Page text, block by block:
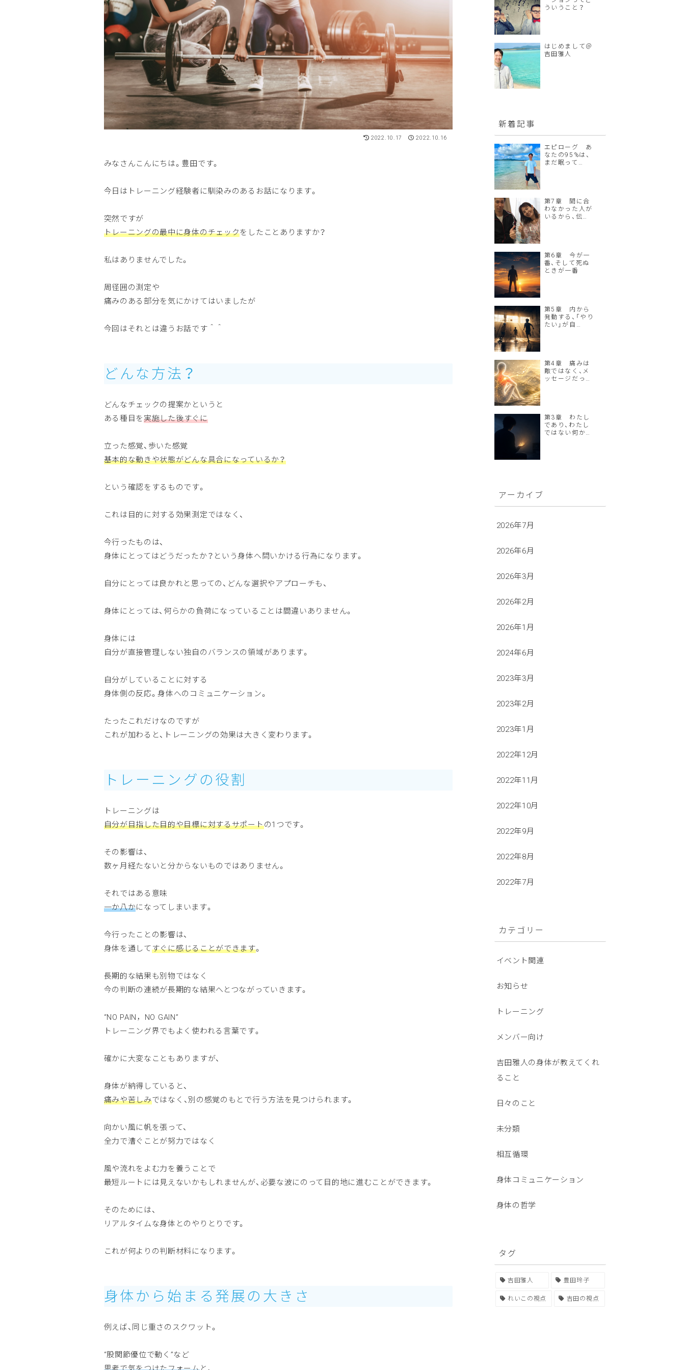
2022.10.17 2022.10.16
みなさんこんにちは。豊田です。
今日はトレーニング経験者に馴染みのあるお話になります。
突然ですが
トレーニングの最中に身体のチェックをしたことありますか？
私はありませんでした。
周径囲の測定や
痛みのある部分を気にかけてはいましたが
今回はそれとは違うお話です＾＾
どんな方法？
どんなチェックの提案かというと
ある種目を実施した後すぐに
立った感覚、歩いた感覚
基本的な動きや状態がどんな具合になっているか？
という確認をするものです。
これは目的に対する効果測定ではなく、
今行ったものは、
身体にとってはどうだったか？という身体へ問いかける行為になります。
自分にとっては良かれと思っての、どんな選択やアプローチも、
身体にとっては、何らかの負荷になっていることは間違いありません。
身体には
自分が直接管理しない独自のバランスの領域があります。
自分がしていることに対する
身体側の反応。身体へのコミュニケーション。
たったこれだけなのですが
これが加わると、トレーニングの効果は大きく変わります。
トレーニングの役割
トレーニングは
自分が目指した目的や目標に対するサポートの1つです。
その影響は、
数ヶ月経たないと分からないものではありません。
それではある意味
一か八かになってしまいます。
今行ったことの影響は、
身体を通してすぐに感じることができます。
長期的な結果も別物ではなく
今の判断の連続が長期的な結果へとつながっていきます。
“NO PAIN，NO GAIN”
トレーニング界でもよく使われる言葉です。
確かに大変なこともありますが、
身体が納得していると、
痛みや苦しみではなく、別の感覚のもとで行う方法を見つけられます。
向かい風に帆を張って、
全力で漕ぐことが努力ではなく
風や流れをよむ力を養うことで
最短ルートには見えないかもしれませんが、必要な波にのって目的地に進むことができます。
そのためには、
リアルタイムな身体とのやりとりです。
これが何よりの判断材料になります。
身体から始まる発展の大きさ
例えば、同じ重さのスクワット。
“股関節優位で動く”など
ういうこと？
はじめまして＠
吉田雅人
新着記事
エピローグ あ
なたの95%は、
まだ眠って…
第7章 間に合
わなかった人が
いるから、伝…
第6章 今が一
番、そして死ぬ
ときが一番
第5章 内から
発動する、「やり
たい」が自…
第4章 痛みは
敵ではなく、メ
ッセージだっ…
第3章 わたし
であり、わたし
ではない何か…
アーカイブ
2026年7月
2026年6月
2026年3月
2026年2月
2026年1月
2024年6月
2023年3月
2023年2月
2023年1月
2022年12月
2022年11月
2022年10月
2022年9月
2022年8月
2022年7月
カテゴリー
イベント関連
お知らせ
トレーニング
メンバー向け
吉田雅人の身体が教えてくれ
ること
日々のこと
未分類
相互循環
身体コミュニケーション
身体の哲学
タグ
吉田雅人 豊田玲子
れいこの視点 吉田の視点